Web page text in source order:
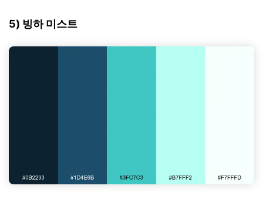
5) 빙하 미스트